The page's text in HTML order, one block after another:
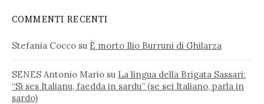
COMMENTI RECENTI
Stefania Cocco su È morto Ilio Burruni di Ghilarza
SENES Antonio Mario su La lingua della Brigata Sassari:
“Si ses Italianu, faedda in sardu” (se sei Italiano, parla in
sardo)